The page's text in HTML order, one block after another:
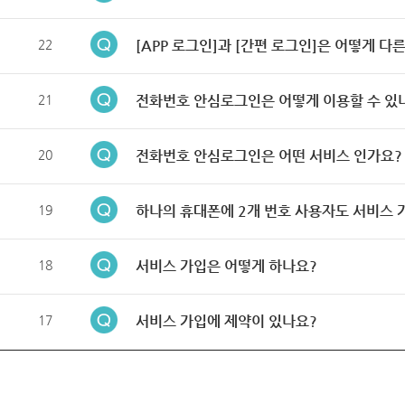
22 [APP 로그인]과 [간편 로그인]은 어떻게 다
21 전화번호 안심로그인은 어떻게 이용할 수 있
20 전화번호 안심로그인은 어떤 서비스 인가요?
19 하나의 휴대폰에 2개 번호 사용자도 서비스
18 서비스 가입은 어떻게 하나요?
17 서비스 가입에 제약이 있나요?